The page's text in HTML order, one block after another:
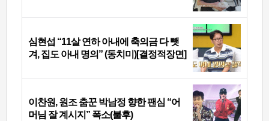
심현섭 “11살 연하 아내에 축의금 다 뺏
겨, 집도 아내 명의” (동치미)[결정적장면]
이찬원, 원조 춤꾼 박남정 향한 팬심 “어
머님 잘 계시지” 폭소(불후)